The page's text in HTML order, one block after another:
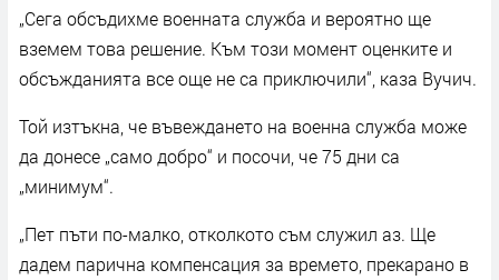
„Сега обсъдихме военната служба и вероятно ще
вземем това решение. Към този момент оценките и
обсъжданията все още не са приключили“, каза Вучич.
Той изтъкна, че въвеждането на военна служба може
да донесе „само добро“ и посочи, че 75 дни са
„минимум“.
„Пет пъти по-малко, отколкото съм служил аз. Ще
дадем парична компенсация за времето, прекарано в